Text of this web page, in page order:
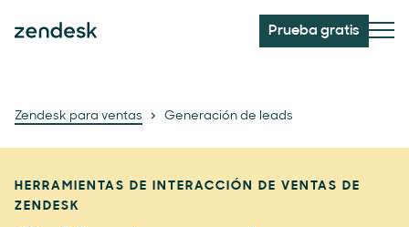
Prueba gratis
Zendesk para ventas Generación de leads
HERRAMIENTAS DE INTERACCIÓN DE VENTAS DE
ZENDESK